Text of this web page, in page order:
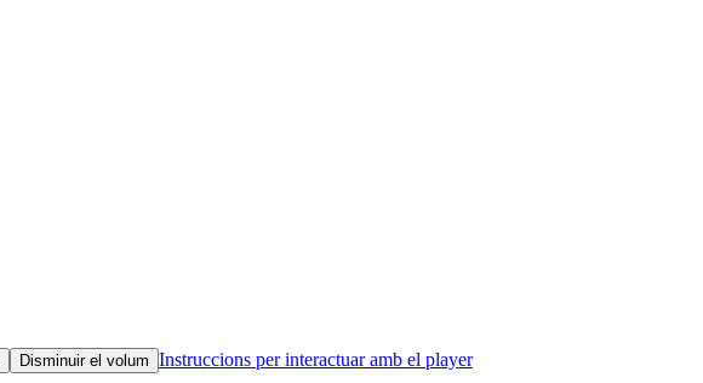
Disminuir el volum Instruccions per interactuar amb el player